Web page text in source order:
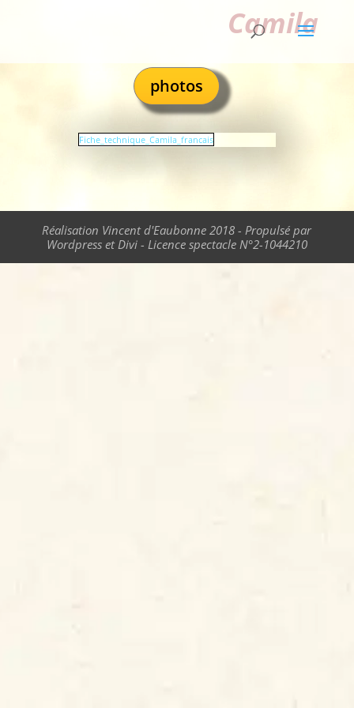
Camila
photos
Fiche_technique_Camila_francais
Réalisation Vincent d'Eaubonne 2018 - Propulsé par
Wordpress et Divi - Licence spectacle N°2-1044210